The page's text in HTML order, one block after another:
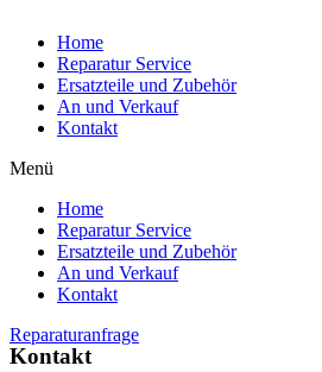
Home
Reparatur Service
Ersatzteile und Zubehör
An und Verkauf
Kontakt
Menü
Home
Reparatur Service
Ersatzteile und Zubehör
An und Verkauf
Kontakt
Reparaturanfrage
Kontakt